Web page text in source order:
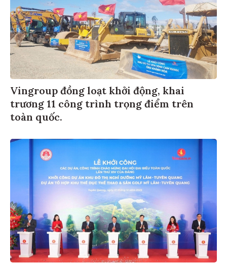
Vingroup đồng loạt khởi động, khai
trương 11 công trình trọng điểm trên
toàn quốc.